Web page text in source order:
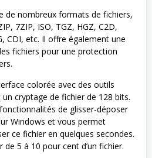
de nombreux formats de fichiers,
7ZIP, ISO, TGZ, HGZ, C2D,
CDI, etc. Il offre également une
fichiers pour une protection
colorée avec des outils
cryptage de fichier de 128 bits.
de glisser-déposer
Windows et vous permet
ce fichier en quelques secondes.
5 à 10 pour cent d’un fichier.